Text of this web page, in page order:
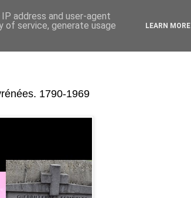
1790-1969
address and user-agent
of service, generate usage
LEARN MORE